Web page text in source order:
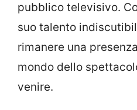
pubblico televisivo.
suo talento
rimanere una
mondo dello
venire.